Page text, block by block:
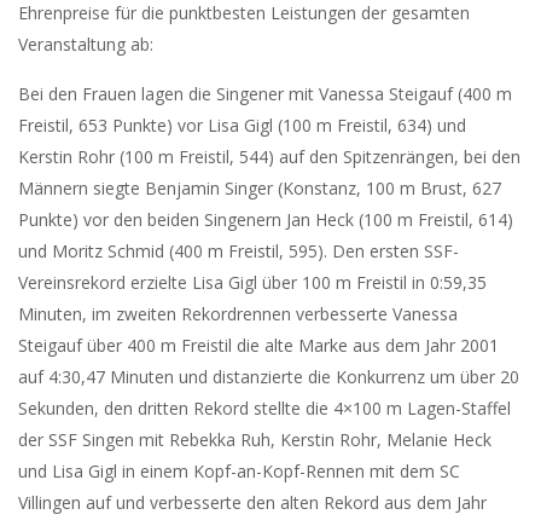
Ehrenpreise für die punktbesten Leistungen der gesamten
Veranstaltung ab:
Bei den Frauen lagen die Singener mit Vanessa Steigauf (400 m
Freistil, 653 Punkte) vor Lisa Gigl (100 m Freistil, 634) und
Kerstin Rohr (100 m Freistil, 544) auf den Spitzenrängen, bei den
Männern siegte Benjamin Singer (Konstanz, 100 m Brust, 627
Punkte) vor den beiden Singenern Jan Heck (100 m Freistil, 614)
und Moritz Schmid (400 m Freistil, 595). Den ersten SSF-
Vereinsrekord erzielte Lisa Gigl über 100 m Freistil in 0:59,35
Minuten, im zweiten Rekordrennen verbesserte Vanessa
Steigauf über 400 m Freistil die alte Marke aus dem Jahr 2001
auf 4:30,47 Minuten und distanzierte die Konkurrenz um über 20
Sekunden, den dritten Rekord stellte die 4×100 m Lagen-Staffel
der SSF Singen mit Rebekka Ruh, Kerstin Rohr, Melanie Heck
und Lisa Gigl in einem Kopf-an-Kopf-Rennen mit dem SC
Villingen auf und verbesserte den alten Rekord aus dem Jahr